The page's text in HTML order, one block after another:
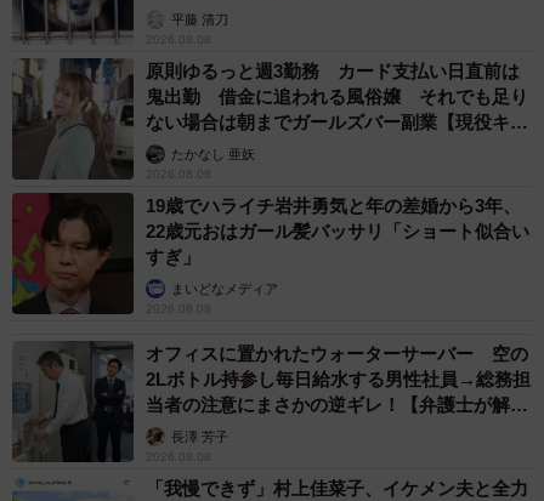
は尻尾はめったに振りません。私の友だちなどには二重巻
うとムキムキします（笑）」
◇ ◇
今回のツイートにはこんなリプライも寄せられました！
「嫌がってるんですかね」
「あれｗｗこんな顔になるはずじゃ・・・ｗ」
「かわいいーウチも買ってみよう」
「電車内で見てしまった 結果、一人で肩揺らしてる人に
なってしまった
飼い主さんの一言がツボって笑えて仕方ない」
「開けた瞬間トップに出てきて笑ってしまいました
平藤 清刀
2026.08.08
原則ゆるっと週3勤務 カード支払い日直前は
鬼出勤 借金に追われる風俗嬢 それでも足り
ない場合は朝までガールズバー副業【現役キャ
ストに取材】
たかなし 亜妖
2026.08.08
19歳でハライチ岩井勇気と年の差婚から3年、
22歳元おはガール髪バッサリ「ショート似合い
すぎ」
まいどなメディア
2026.08.08
オフィスに置かれたウォーターサーバー 空の
2Lボトル持参し毎日給水する男性社員→総務担
当者の注意にまさかの逆ギレ！【弁護士が解
説】長澤 芳子
2026.08.08
「我慢できず」村上佳菜子、イケメン夫と全力